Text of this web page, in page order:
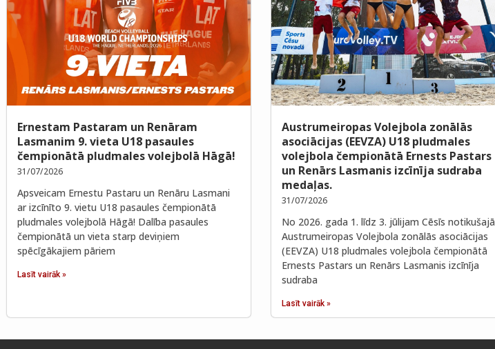
Ernestam Pastaram un Renāram
Lasmanim 9. vieta U18 pasaules
čempionātā pludmales volejbolā Hāgā!
31/07/2026
Apsveicam Ernestu Pastaru un Renāru Lasmani
ar izcīnīto 9. vietu U18 pasaules čempionātā
pludmales volejbolā Hāgā! Dalība pasaules
čempionātā un vieta starp deviņiem
spēcīgākajiem pāriem
Lasīt vairāk »
Austrumeiropas Volejbola zonālās
asociācijas (EEVZA) U18 pludmales
volejbola čempionātā Ernests Pastars
un Renārs Lasmanis izcīnīja sudraba
medaļas.
31/07/2026
No 2026. gada 1. līdz 3. jūlijam Cēsīs notikušajā
Austrumeiropas Volejbola zonālās asociācijas
(EEVZA) U18 pludmales volejbola čempionātā
Ernests Pastars un Renārs Lasmanis izcīnīja
sudraba
Lasīt vairāk »